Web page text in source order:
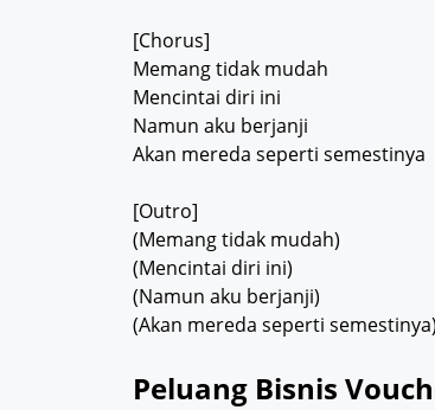
[Chorus]
Memang tidak mudah
Mencintai diri ini
Namun aku berjanji
Akan mereda seperti semestinya
[Outro]
(Memang tidak mudah)
(Mencintai diri ini)
(Namun aku berjanji)
(Akan mereda seperti semestinya)
Peluang Bisnis